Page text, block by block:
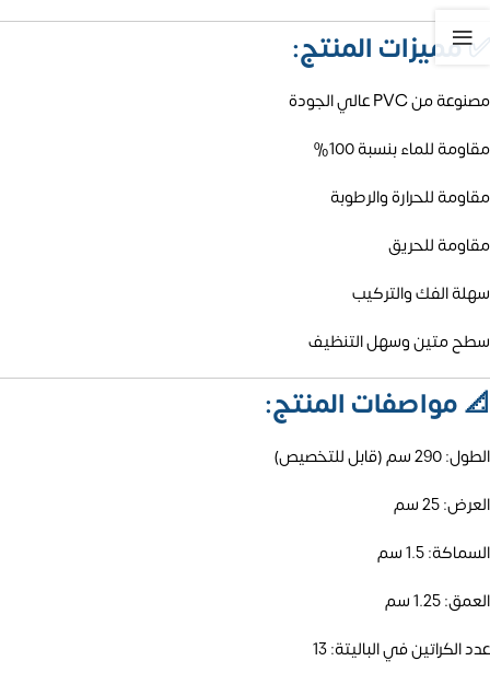
✅مميزات المنتج:
مصنوعة من PVC عالي الجودة
مقاومة للماء بنسبة 100%
مقاومة للحرارة والرطوبة
مقاومة للحريق
سهلة الفك والتركيب
سطح متين وسهل التنظيف
📐مواصفات المنتج:
الطول: 290 سم (قابل للتخصيص)
العرض: 25 سم
السماكة: 1.5 سم
العمق: 1.25 سم
عدد الكراتين في الباليتة: 13